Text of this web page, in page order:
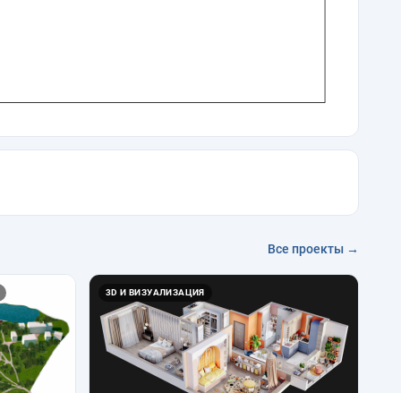
Все проекты →
3D И ВИЗУАЛИЗАЦИЯ